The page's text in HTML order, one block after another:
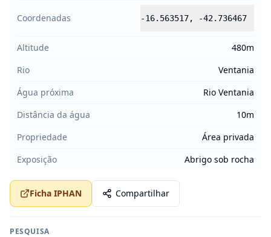
Coordenadas -16.563517, -42.736467
Altitude
480m
Rio
Ventania
Água próxima
Rio Ventania
Distância da água
10m
Propriedade
Área privada
Exposição
Abrigo sob rocha
Ficha IPHAN Compartilhar
PESQUISA